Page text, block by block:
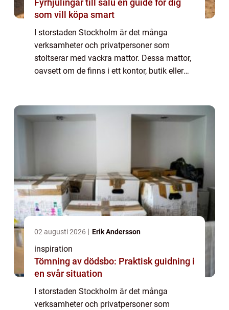
Fyrhjulingar till salu en guide för dig
som vill köpa smart
I storstaden Stockholm är det många
verksamheter och privatpersoner som
stoltserar med vackra mattor. Dessa mattor,
oavsett om de finns i ett kontor, butik eller
02 augusti 2026 Erik Andersson
inspiration
Tömning av dödsbo: Praktisk guidning i
en svår situation
I storstaden Stockholm är det många
verksamheter och privatpersoner som